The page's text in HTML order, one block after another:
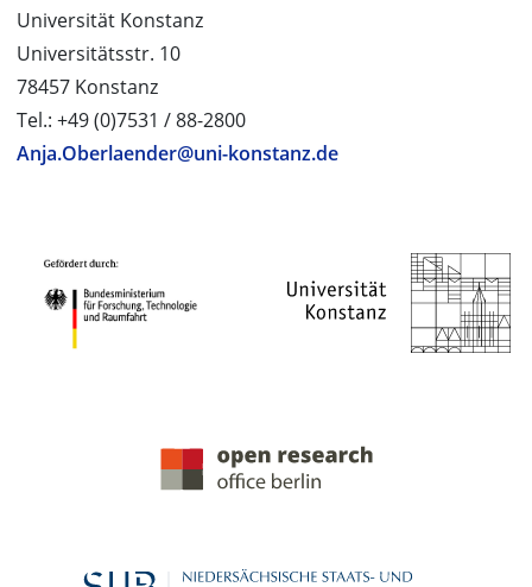
Universität Konstanz
Universitätsstr. 10
78457 Konstanz
Tel.: +49 (0)7531 / 88-2800
Anja.Oberlaender@uni-konstanz.de